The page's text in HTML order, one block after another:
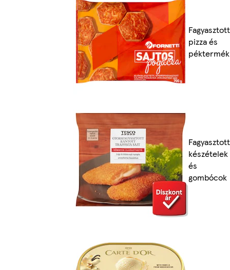
Fagyasztott
pizza és
péktermék
Fagyasztott
készételek
és
gombócok